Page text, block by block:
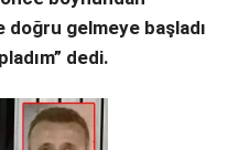
Instagram
doğru gelmeye başladı
dedi.